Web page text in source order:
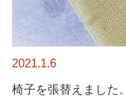
2021.1.6
椅子を張替えました。